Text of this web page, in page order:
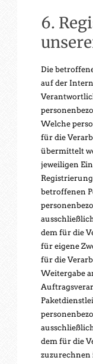
6.
Die
auf der
Welche
für die
übermittelt
jeweiligen
betroffenen
dem für die
für eigene
für die
Weitergabe
dem für die
zuzurechnen